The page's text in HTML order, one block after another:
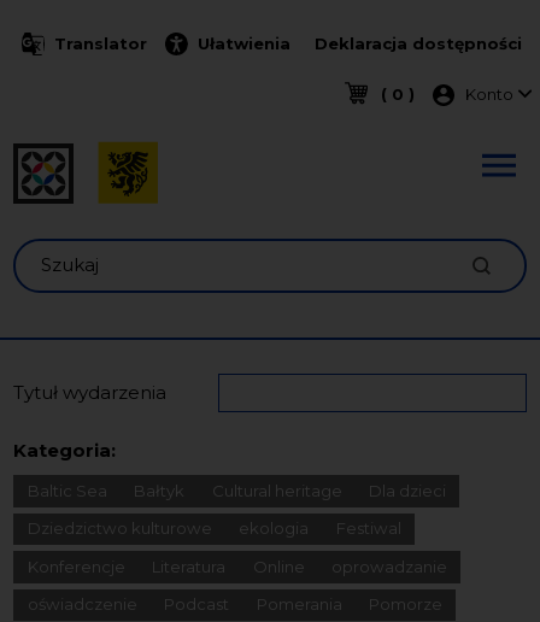
Translator Ułatwienia Deklaracja dostępności
( 0 ) Menu
Konto
Szukaj
Tytuł wydarzenia
Kategoria:
Baltic Sea Bałtyk Cultural heritage
Dla dzieci
Dziedzictwo kulturowe
ekologia
Festiwal
Konferencje
Literatura Online
oprowadzanie
oświadczenie
Podcast Pomerania
Pomorze